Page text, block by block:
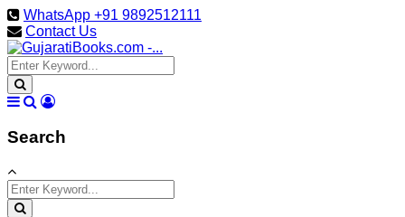
WhatsApp +91 9892512111
Contact Us
Search